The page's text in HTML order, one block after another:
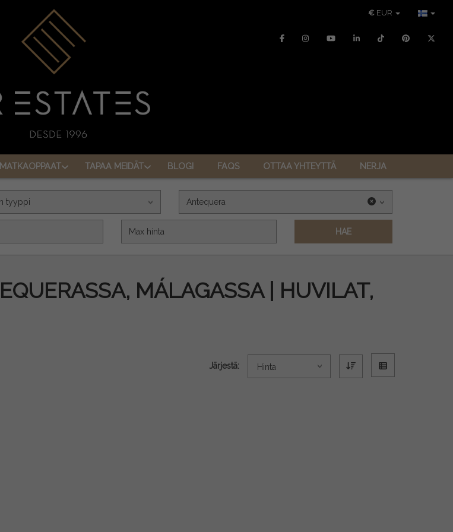
€ EUR
MATKAOPPAAT TAPAA MEIDÄT BLOGI FAQS OTTAA YHTEYTTÄ NERJA
tyyppi Antequera
HAE
MÁLAGASSA | HUVILAT,
Järjestä: Hinta